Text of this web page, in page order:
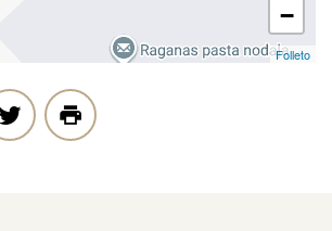
−
Folleto